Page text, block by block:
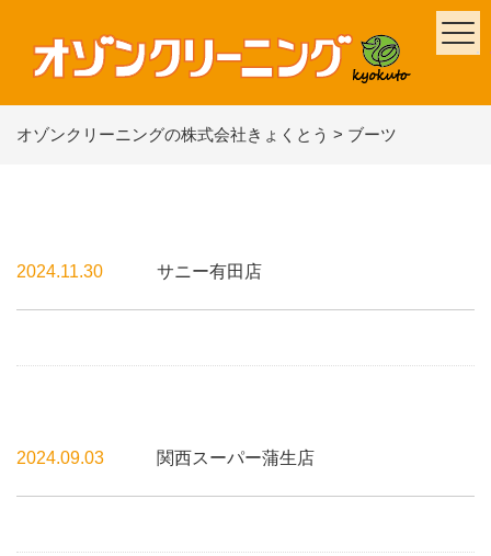
オゾンクリーニングの株式会社きょくとう > ブーツ
2024.11.30 サニー有田店
2024.09.03 関西スーパー蒲生店